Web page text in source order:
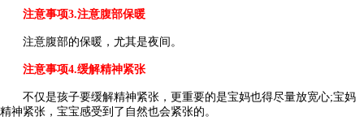
注意事项3.注意腹部保暖
注意腹部的保暖，尤其是夜间。
注意事项4.缓解精神紧张
不仅是孩子要缓解精神紧张，更重要的是宝妈也得尽量放宽心;宝妈
精神紧张，宝宝感受到了自然也会紧张的。